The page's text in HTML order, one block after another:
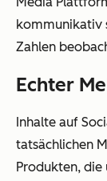
kommunikativ
Zahlen
Echter
Inhalte auf
tatsächlichen
Produkten,